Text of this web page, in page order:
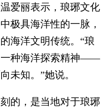
爱丽表示，琅琊文化
极具海洋性的一脉，
海洋文明传统。“琅
一种海洋探索精神——
未知。”她说。
，是当地对于琅琊